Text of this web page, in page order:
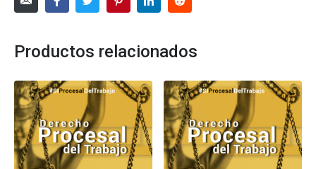
Productos relacionados